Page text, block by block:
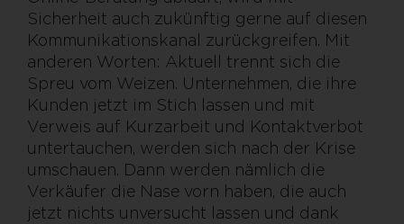
Sicherheit auch zukünftig gerne auf diesen
Kommunikationskanal zurückgreifen. Mit
anderen Worten: Aktuell trennt sich die
Spreu vom Weizen. Unternehmen, die ihre
Kunden jetzt im Stich lassen und mit
Verweis auf Kurzarbeit und Kontaktverbot
untertauchen, werden sich nach der Krise
umschauen. Dann werden nämlich die
Verkäufer die Nase vorn haben, die auch
jetzt nichts unversucht lassen und dank